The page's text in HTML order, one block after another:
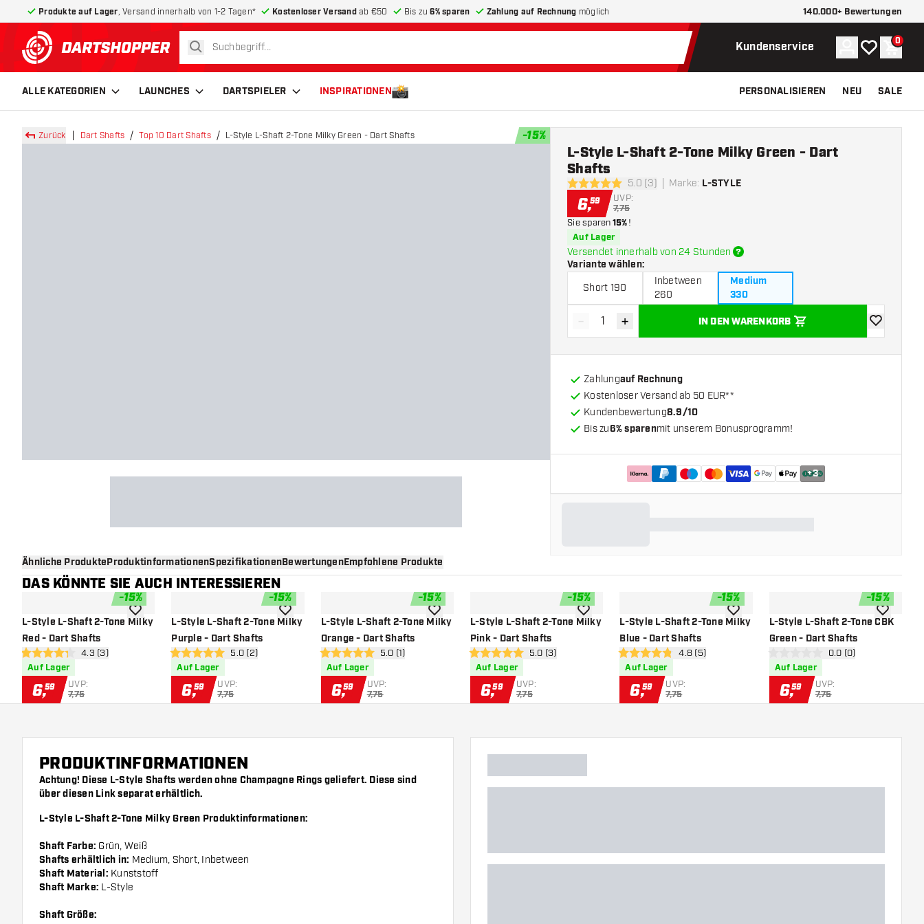
Produkte auf Lager , Versand innerhalb von 1-2 Tagen* Kostenloser Versandab €50 Bis zu6% sparen Zahlung auf Rechnung möglich 140.000+ Bewertungen
zurück zur Startseite
suchen Kundenservice Konto
Meine 0
ALLE KATEGORIEN LAUNCHES DARTSPIELER INSPIRATIONEN PERSONALISIEREN NEU SALE
Zurück Dart Shafts Top 10 Dart Shafts L-Style L-Shaft 2-Tone Milky Green - Dart Shafts -15%
5 Bewertungssterne
5.0 (3) Marke: L-STYLE
L-Style L-Shaft 2-Tone Milky Green - Dart
Shafts
6,59 UVP:
7,75
Sie sparen15%!
Auf Lager
Versendet innerhalb von 24 Stunden
Variante wählen:
Short 190
Inbetween
260
Medium
330
Menge verringern
- Menge erhöhen
+ IN DEN WARENKORB
Zur
Zahlungauf Rechnung
Kostenloser Versand ab 50 EUR**
Kundenbewertung8.9/10
Bis zu6% sparenmit unserem Bonusprogramm!
+3
Ähnliche ProdukteProduktinformationenSpezifikationenBewertungenEmpfohlene Produkte
DAS KÖNNTE SIE AUCH INTERESSIEREN
-15%
L-Style L-Shaft 2-Tone Milky
Red - Dart Shafts
Bewertungsbereich öffnen
4.3 Bewertungssterne
4.3 (3)
Auf Lager
6,59 UVP:
7,75
Zur Wunschliste hinzufügen
-15%
L-Style L-Shaft 2-Tone Milky
Purple - Dart Shafts
Bewertungsbereich öffnen
5 Bewertungssterne
5.0 (2)
Auf Lager
6,59 UVP:
7,75
Zur Wunschliste hinzufügen
-15%
L-Style L-Shaft 2-Tone Milky
Orange - Dart Shafts
Bewertungsbereich öffnen
5 Bewertungssterne
5.0 (1)
Auf Lager
6,59 UVP:
7,75
Zur Wunschliste hinzufügen
-15%
L-Style L-Shaft 2-Tone Milky
Pink - Dart Shafts
Bewertungsbereich öffnen
5 Bewertungssterne
5.0 (3)
Auf Lager
6,59 UVP:
7,75
Zur Wunschliste hinzufügen
-15%
L-Style L-Shaft 2-Tone Milky
Blue - Dart Shafts
Bewertungsbereich öffnen
4.8 Bewertungssterne
4.8 (5)
Auf Lager
6,59 UVP:
7,75
Zur Wunschliste hinzufügen
-15%
L-Style L-Shaft 2-Tone CBK
Green - Dart Shafts
Bewertungsbereich
0 Bewertungssterne
0.0 (0)
Auf Lager
6,59 UVP:
7,75
Zur
PRODUKTINFORMATIONEN
Achtung! Diese L-Style Shafts werden ohne Champagne Rings geliefert. Diese sind
über diesen Linkseparat erhältlich.
L-Style L-Shaft 2-Tone Milky Green Produktinformationen:
Shaft Farbe: Grün, Weiß
Shafts erhältlich in: Medium, Short, Inbetween
Shaft Material: Kunststoff
Shaft Marke: L-Style
Shaft Größe: